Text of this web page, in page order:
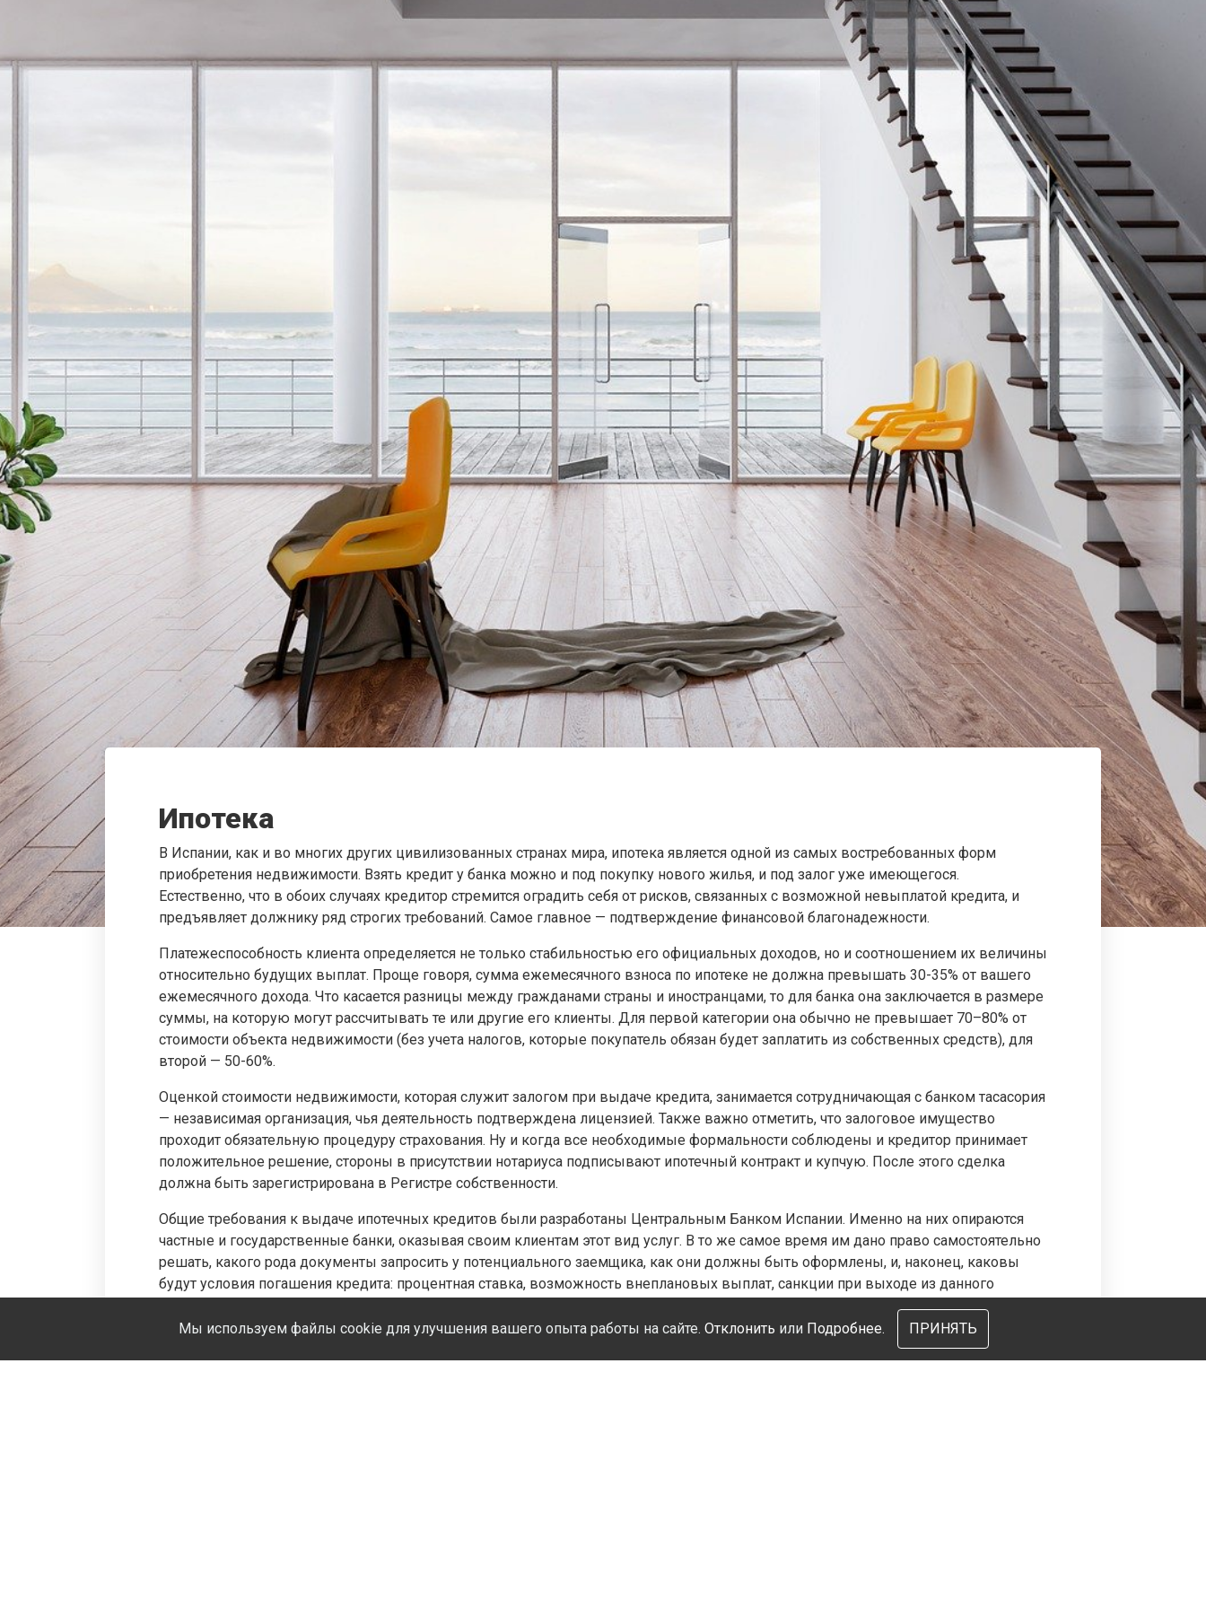
Ипотека
В Испании, как и во многих других цивилизованных странах мира, ипотека является одной из самых востребованных форм
приобретения недвижимости. Взять кредит у банка можно и под покупку нового жилья, и под залог уже имеющегося.
Естественно, что в обоих случаях кредитор стремится оградить себя от рисков, связанных с возможной невыплатой кредита, и
предъявляет должнику ряд строгих требований. Самое главное — подтверждение финансовой благонадежности.
Платежеспособность клиента определяется не только стабильностью его официальных доходов, но и соотношением их величины
относительно будущих выплат. Проще говоря, сумма ежемесячного взноса по ипотеке не должна превышать 30-35% от вашего
ежемесячного дохода. Что касается разницы между гражданами страны и иностранцами, то для банка она заключается в размере
суммы, на которую могут рассчитывать те или другие его клиенты. Для первой категории она обычно не превышает 70–80% от
стоимости объекта недвижимости (без учета налогов, которые покупатель обязан будет заплатить из собственных средств), для
второй — 50-60%.
Оценкой стоимости недвижимости, которая служит залогом при выдаче кредита, занимается сотрудничающая с банком тасасория
— независимая организация, чья деятельность подтверждена лицензией. Также важно отметить, что залоговое имущество
проходит обязательную процедуру страхования. Ну и когда все необходимые формальности соблюдены и кредитор принимает
положительное решение, стороны в присутствии нотариуса подписывают ипотечный контракт и купчую. После этого сделка
должна быть зарегистрирована в Регистре собственности.
Общие требования к выдаче ипотечных кредитов были разработаны Центральным Банком Испании. Именно на них опираются
частные и государственные банки, оказывая своим клиентам этот вид услуг. В то же самое время им дано право самостоятельно
решать, какого рода документы запросить у потенциального заемщика, как они должны быть оформлены, и, наконец, каковы
будут условия погашения кредита: процентная ставка, возможность внеплановых выплат, санкции при выходе из данного
Компания является партнером ведущих местных и международных банков в разных регионах Испании. Налаженное
сотрудничество с кредиторами позволяет обеспечить нашим клиентам не только правильное и оперативное соблюдение всех
Мы используем файлы cookie для улучшения вашего опыта работы на сайте. Отклонить или Подробнее. ПРИНЯТЬ